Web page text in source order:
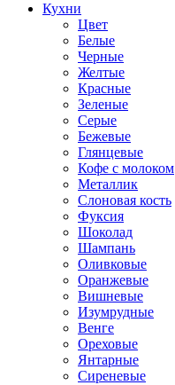
Кухни
Цвет
Белые
Черные
Желтые
Красные
Зеленые
Серые
Бежевые
Глянцевые
Кофе с молоком
Металлик
Слоновая кость
Фуксия
Шоколад
Шампань
Оливковые
Оранжевые
Вишневые
Изумрудные
Венге
Ореховые
Янтарные
Сиреневые